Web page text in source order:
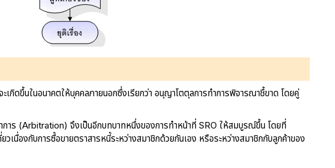
ดขึ้นในอนาคตให้บุคคลภายนอกซึ่งเรียกว่า อนุญาโตตุลการทำการพิจารณาชึ้ขาด โดยคู่
าร (Arbitration) จึงเป็นอีกบทบาทหนึ่งของการทำหน้าที่ SRO ให้สมบูรณ์ขึ้น โดยที่
นื่องกับการซื้อขายตราสารหนี้ระหว่างสมาชิกด้วยกันเอง หรือระหว่างสมาชิกกับลูกค้าของ